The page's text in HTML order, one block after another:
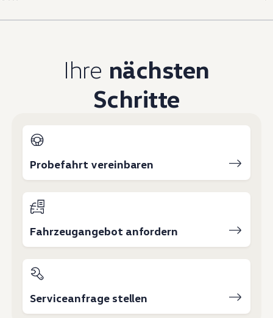
Assistenzsysteme
Lifestyle
Transport
Familie
Elektromobilität
Volkswagen R
Ihre nächsten
Schritte
Probefahrt vereinbaren
Fahrzeugangebot anfordern
Serviceanfrage stellen